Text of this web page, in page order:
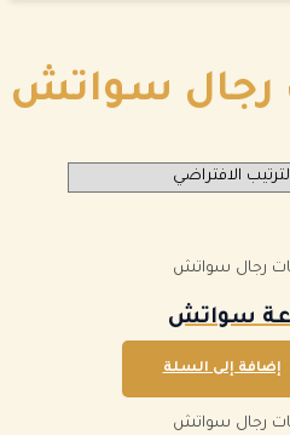
رجال سواتش
رجال سواتش
سواتش
إضافة إلى السلة
رجال سواتش